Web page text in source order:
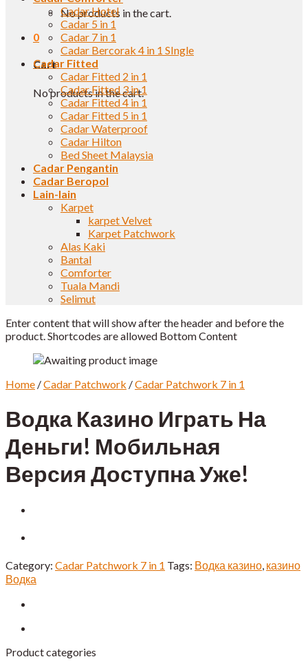
No products in the cart.
0
Cart
No products in the cart.
Cadar Hotel
Cadar 5 in 1
Cadar 7 in 1
Cadar Bercorak 4 in 1 SIngle
Cadar Fitted
Cadar Fitted 2 in 1
Cadar Fitted 3 in 1
Cadar Fitted 4 in 1
Cadar Fitted 5 in 1
Cadar Waterproof
Cadar Hilton
Bed Sheet Malaysia
Cadar Pengantin
Cadar Beropol
Lain-lain
Karpet
karpet Velvet
Karpet Patchwork
Alas Kaki
Bantal
Comforter
Tuala Mandi
Selimut
Enter content that will show after the header and before the
product. Shortcodes are allowed Bottom Content
Home /Cadar Patchwork /Cadar Patchwork 7 in 1
Водка Казино Играть На
Деньги! Мобильная
Версия Доступна Уже!
Category: Cadar Patchwork 7 in 1 Tags: Водка казино казино
Водка
Product categories